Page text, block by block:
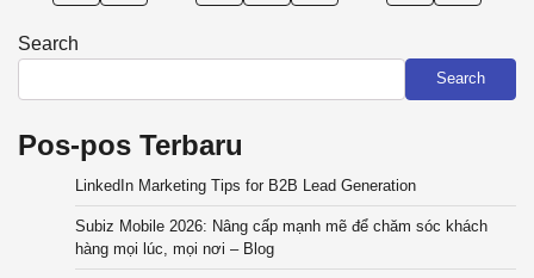
Search
Search
Pos-pos Terbaru
LinkedIn Marketing Tips for B2B Lead Generation
Subiz Mobile 2026: Nâng cấp mạnh mẽ để chăm sóc khách
hàng mọi lúc, mọi nơi – Blog